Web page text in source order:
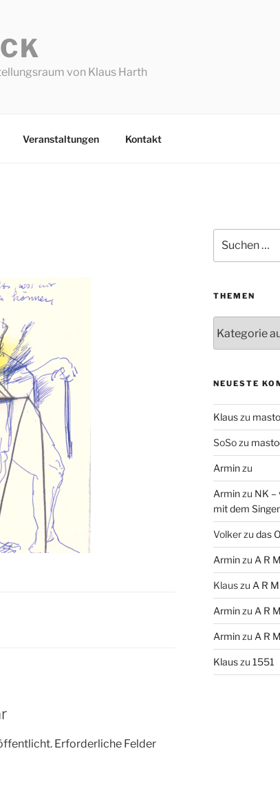
von Klaus Harth
Veranstaltungen Kontakt
Erforderliche Felder
nach:
THEMEN
NEUESTE
Klauszu
SoSozu
Arminzu
Arminzu NK –
mit dem
Volkerzu das
Arminzu A R
Klauszu A R
Arminzu A R
Arminzu A R
Klauszu 1551